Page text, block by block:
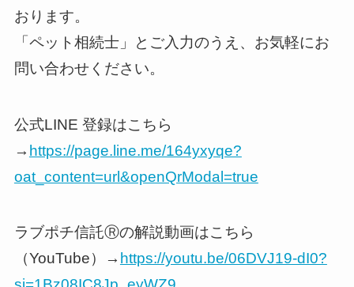
おります。
「ペット相続士」とご入力のうえ、お気軽にお
問い合わせください。
公式LINE 登録はこちら
→ https://page.line.me/164yxyqe?
oat_content=url&openQrModal=true
ラブポチ信託Ⓡの解説動画はこちら
（YouTube）→ https://youtu.be/06DVJ19-dI0?